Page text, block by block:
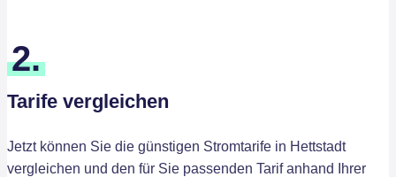
2.
Tarife vergleichen
Jetzt können Sie die günstigen Stromtarife in Hettstadt
vergleichen und den für Sie passenden Tarif anhand Ihrer